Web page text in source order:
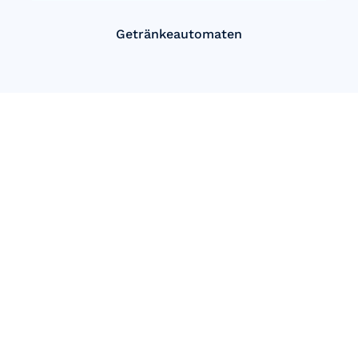
Getränkeautomaten